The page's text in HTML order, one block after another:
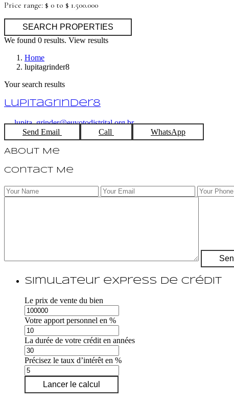
Price range: $ 0 to $ 1.500.000
We found 0 results. View results
Home
lupitagrinder8
Your search results
lupitagrinder8
lupita_grinder@euvotodistrital.org.br
Send Email
Call WhatsApp
About Me
Contact Me
Simulateur express de crédit
Le prix de vente du bien
Votre apport personnel en %
La durée de votre crédit en années
Précisez le taux d’intérêt en %
Lancer le calcul